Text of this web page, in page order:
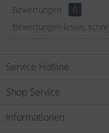
Bewertungen
0
Bewertungen lesen,
Service Hotline
Shop Service
Informationen